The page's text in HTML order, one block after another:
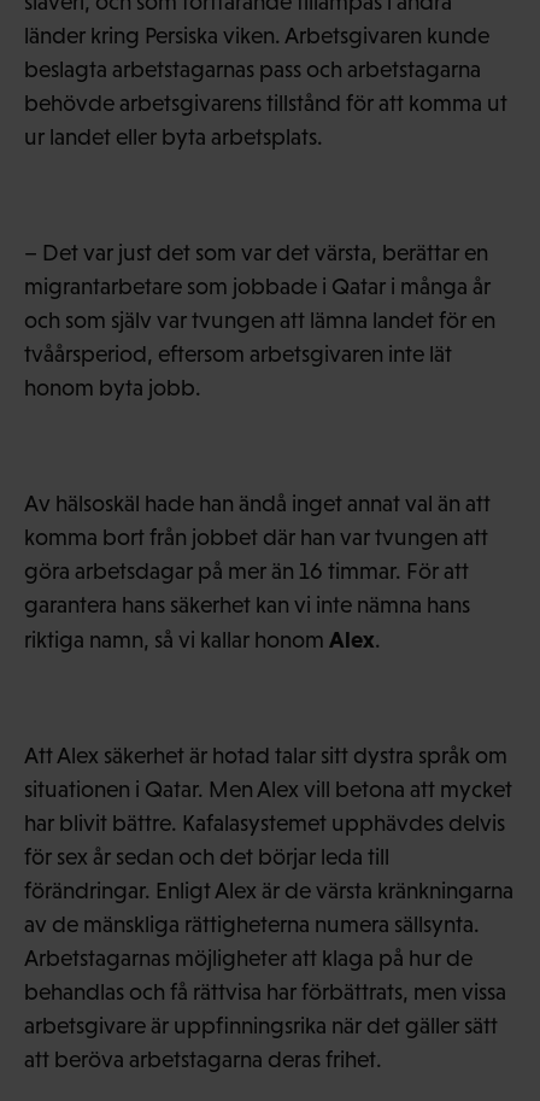
länder kring Persiska viken. Arbetsgivaren kunde
beslagta arbetstagarnas pass och arbetstagarna
behövde arbetsgivarens tillstånd för att komma ut
ur landet eller byta arbetsplats.
– Det var just det som var det värsta, berättar en
migrantarbetare som jobbade i Qatar i många år
och som själv var tvungen att lämna landet för en
tvåårsperiod, eftersom arbetsgivaren inte lät
honom byta jobb.
Av hälsoskäl hade han ändå inget annat val än att
komma bort från jobbet där han var tvungen att
göra arbetsdagar på mer än 16 timmar. För att
garantera hans säkerhet kan vi inte nämna hans
riktiga namn, så vi kallar honom Alex.
Att Alex säkerhet är hotad talar sitt dystra språk om
situationen i Qatar. Men Alex vill betona att mycket
har blivit bättre. Kafalasystemet upphävdes delvis
för sex år sedan och det börjar leda till
förändringar. Enligt Alex är de värsta kränkningarna
av de mänskliga rättigheterna numera sällsynta.
Arbetstagarnas möjligheter att klaga på hur de
behandlas och få rättvisa har förbättrats, men vissa
arbetsgivare är uppfinningsrika när det gäller sätt
att beröva arbetstagarna deras frihet.